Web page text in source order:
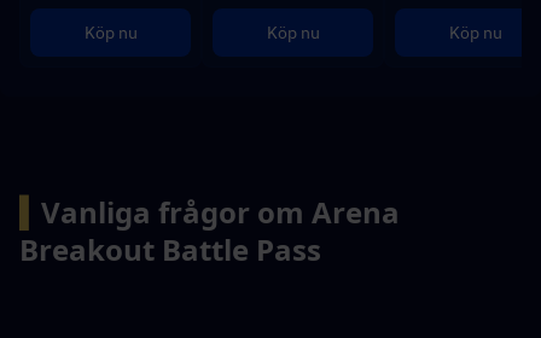
Köp nu Köp nu Köp nu
Vanliga frågor om Arena
Breakout Battle Pass